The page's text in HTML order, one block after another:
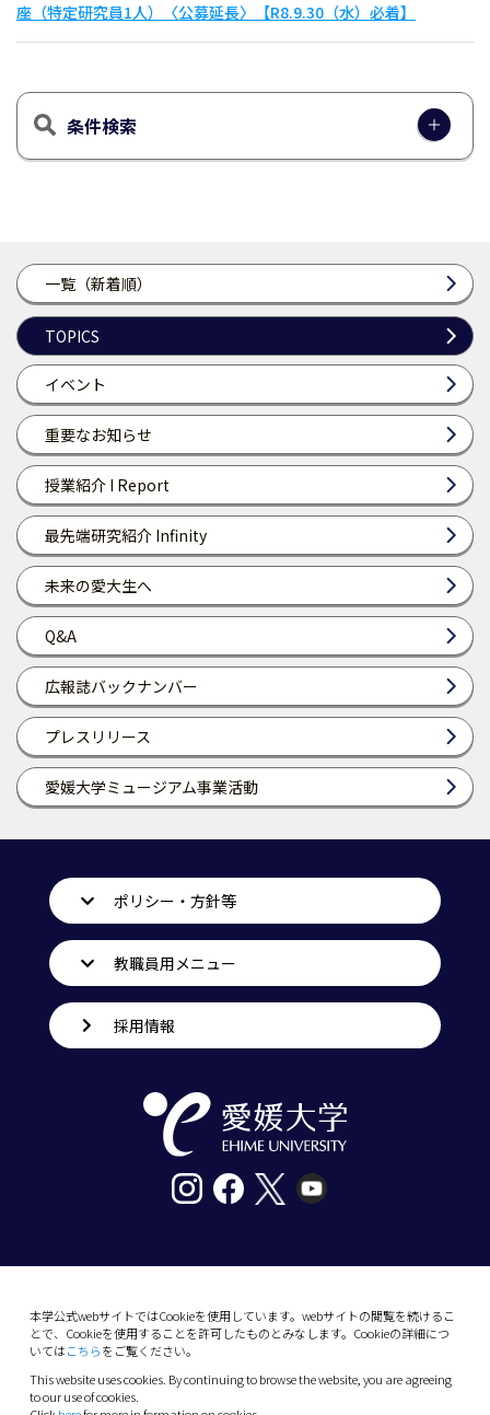
一覧（新着順）
TOPICS
イベント
重要なお知らせ
授業紹介 I Report
最先端研究紹介 Infinity
未来の愛大生へ
Q&A
広報誌バックナンバー
プレスリリース
愛媛大学ミュージアム事業活動
座（特定研究員1人）〈公募延長〉【R8.9.30（水）必着】
条件検索
本学公式webサイトではCookieを使用しています。webサイトの閲覧を続けるこ
とで、Cookieを使用することを許可したものとみなします。Cookieの詳細につ
いてはこちらをご覧ください。
This website uses cookies. By continuing to browse the website, you are agreeing
to our use of cookies.
ポリシー・方針等
教職員用メニュー
採用情報
10-13 Dogo-Himata, Matsuyama, Ehime 790-
Phone: +81 89-927-9000